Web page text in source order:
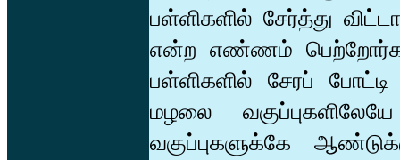
பள்ளிகளில் சேர்த்து
என்ற எண்ணம் பெற்றோர்கள்
பள்ளிகளில் சேரப் போட்டி
மழலை
வகுப்புகளுக்கே